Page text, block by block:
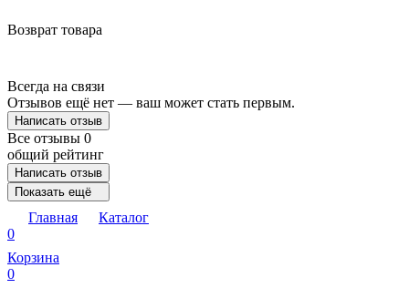
Возврат товара
Всегда на связи
Отзывов ещё нет — ваш может стать первым.
Написать отзыв
Все отзывы 0
общий рейтинг
Написать отзыв
Показать ещё
Главная
Каталог
0
Корзина
0